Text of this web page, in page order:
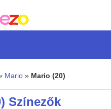
Mario » Mario (20)
Színezők